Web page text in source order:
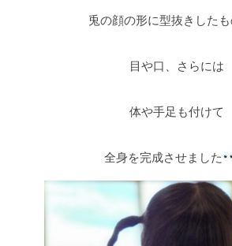
兎の顔の形に型抜きしたも
目や口、さらには
体や手足も付けて
全身を完成させました